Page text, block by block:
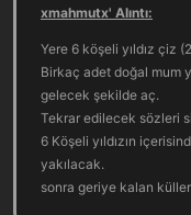
xmahmutx' Alıntı:
Yere 6 köşeli yıldız çiz
Birkaç adet doğal mum
gelecek şekilde aç.
Tekrar edilecek sözleri
6 Köşeli yıldızın
yakılacak.
sonra geriye kalan